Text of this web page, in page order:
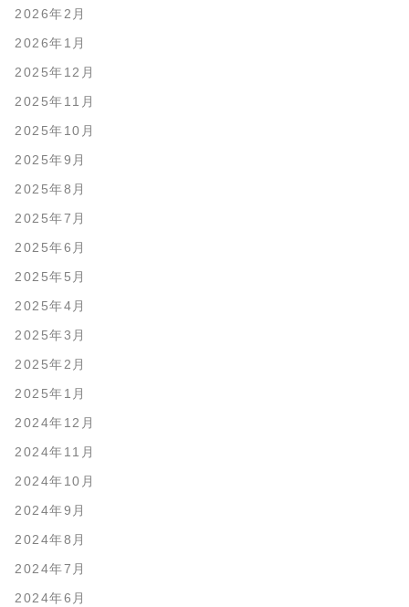
2026年2月
2026年1月
2025年12月
2025年11月
2025年10月
2025年9月
2025年8月
2025年7月
2025年6月
2025年5月
2025年4月
2025年3月
2025年2月
2025年1月
2024年12月
2024年11月
2024年10月
2024年9月
2024年8月
2024年7月
2024年6月